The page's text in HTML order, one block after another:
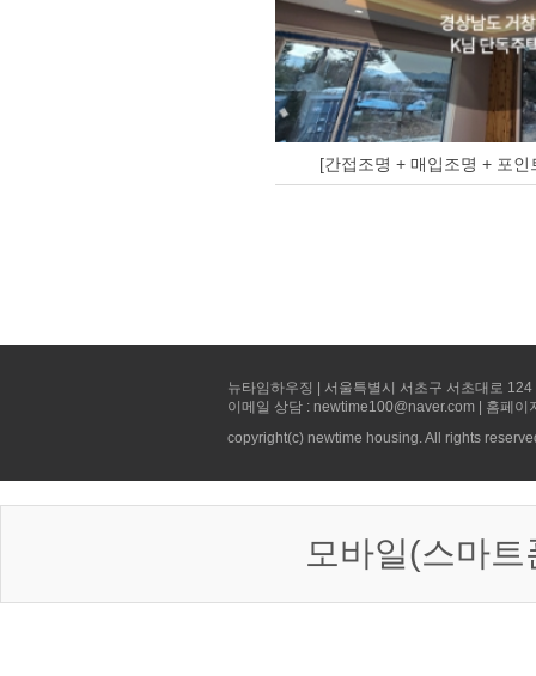
[간접조명 + 매입조명 + 포
뉴타임하우징 | 서울특별시 서초구 서초대로
이메일 상담 : newtime100@naver.com | 홈페
copyright(c) newtime housing. All rights
모바일(스마